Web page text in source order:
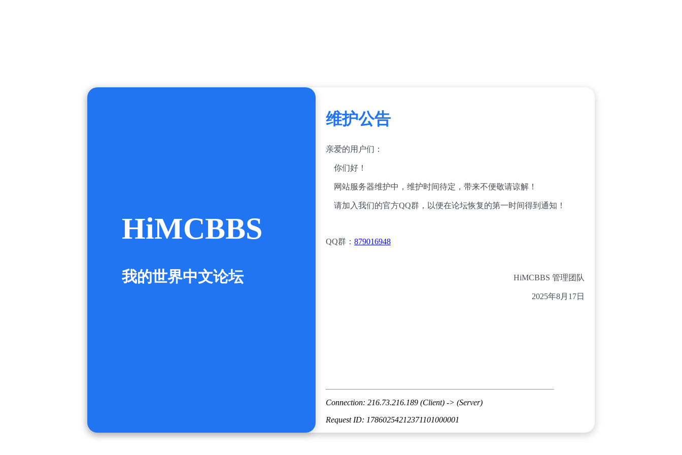
HiMCBBS
我的世界中文论坛
维护公告
亲爱的用户们：
你们好！
网站服务器维护中，维护时间待定，带来不便敬请谅解！
请加入我们的官方QQ群，以便在论坛恢复的第一时间得到通知！
QQ群： 879016948
HiMCBBS 管理团队
2025年8月17日
Connection: 216.73.216.189 (Client) -> (Server)
Request ID: 17860254212371101000001